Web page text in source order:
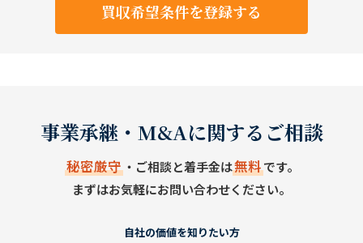
買収希望条件を登録する
事業承継・M&Aに関するご相談
秘密厳守・ご相談と着手金は無料です。
まずはお気軽にお問い合わせください。
自社の価値を知りたい方